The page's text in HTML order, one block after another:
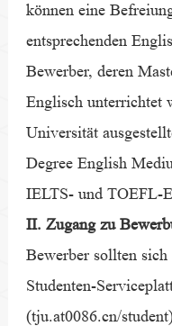
können eine
entsprechenden
Bewerber, deren
Englisch unterrichtet
Universität
Degree English
IELTS- und TOEFL-
II. Zugang zu
Bewerber sollten
Studenten-
(tju.at0086.cn/